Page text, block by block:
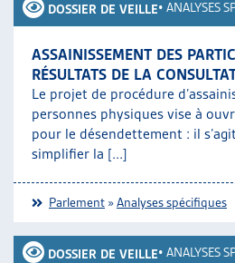
DOSSIER DE VEILLE• ANALYSES
ASSAINISSEMENT DES
RÉSULTATS DE LA
Le projet de procédure
personnes physiques vise à
pour le désendettement : il
simplifier la [...]
Parlement »Analyses spécifiques
DOSSIER DE VEILLE• ANALYSES